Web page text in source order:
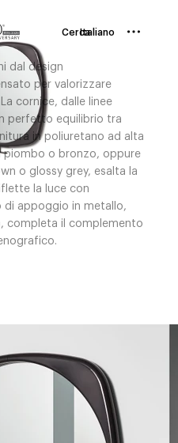
CercaItaliano
dal design
per valorizzare
cornice, dalle linee
perfetto equilibrio tra
in poliuretano ad alta
piombo o bronzo, oppure
o glossy grey, esalta la
la luce con
appoggio in metallo,
completa il complemento